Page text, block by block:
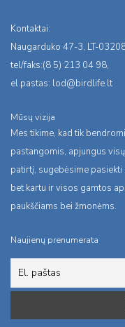
Kontaktai:
Naugarduko 47-3, LT-
tel/faks:(8 5) 213 04 98,
el.pastas: lod@birdlife.lt
Mūsų vizija
Mes tikime, kad tik
pastangomis, apjungus
patirtį, sugebėsime pasiekti
bet kartu ir visos gamtos
paukščiams bei žmonėms.
Naujienų prenumerata